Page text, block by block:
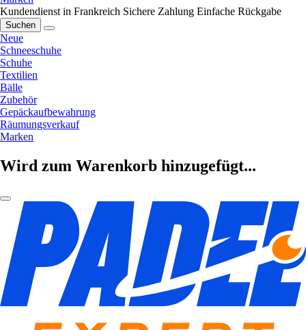
Kundendienst in Frankreich Sichere Zahlung Einfache Rückgabe
Suchen
Neue
Schneeschuhe
Schuhe
Textilien
Bälle
Zubehör
Gepäckaufbewahrung
Räumungsverkauf
Marken
Wird zum Warenkorb hinzugefügt...